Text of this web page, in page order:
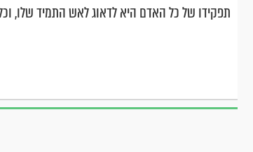
תפקידו של כל האדם היא לדאוג לאש התמיד שלו,